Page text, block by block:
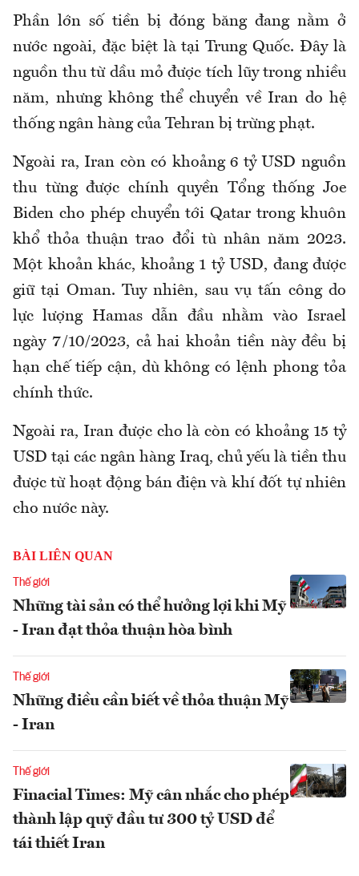
Phần lớn số tiền bị đóng băng đang nằm ở
nước ngoài, đặc biệt là tại Trung Quốc. Đây là
nguồn thu từ dầu mỏ được tích lũy trong nhiều
năm, nhưng không thể chuyển về Iran do hệ
thống ngân hàng của Tehran bị trừng phạt.
Ngoài ra, Iran còn có khoảng 6 tỷ USD nguồn
thu từng được chính quyền Tổng thống Joe
Biden cho phép chuyển tới Qatar trong khuôn
khổ thỏa thuận trao đổi tù nhân năm 2023.
Một khoản khác, khoảng 1 tỷ USD, đang được
giữ tại Oman. Tuy nhiên, sau vụ tấn công do
lực lượng Hamas dẫn đầu nhằm vào Israel
ngày 7/10/2023, cả hai khoản tiền này đều bị
hạn chế tiếp cận, dù không có lệnh phong tỏa
chính thức.
Ngoài ra, Iran được cho là còn có khoảng 15 tỷ
USD tại các ngân hàng Iraq, chủ yếu là tiền thu
được từ hoạt động bán điện và khí đốt tự nhiên
cho nước này.
BÀI LIÊN QUAN
Thế giới
Những tài sản có thể hưởng lợi khi Mỹ
- Iran đạt thỏa thuận hòa bình
Thế giới
Những điều cần biết về thỏa thuận Mỹ
- Iran
Thế giới
Finacial Times: Mỹ cân nhắc cho phép
thành lập quỹ đầu tư 300 tỷ USD để
tái thiết Iran